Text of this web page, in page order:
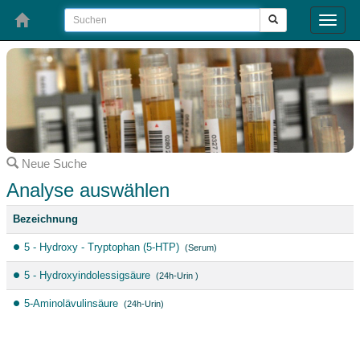
Toggle
Neue Suche
Analyse auswählen
Bezeichnung
5 - Hydroxy - Tryptophan (5-HTP) (Serum)
5 - Hydroxyindolessigsäure (24h-Urin )
5-Aminolävulinsäure (24h-Urin)